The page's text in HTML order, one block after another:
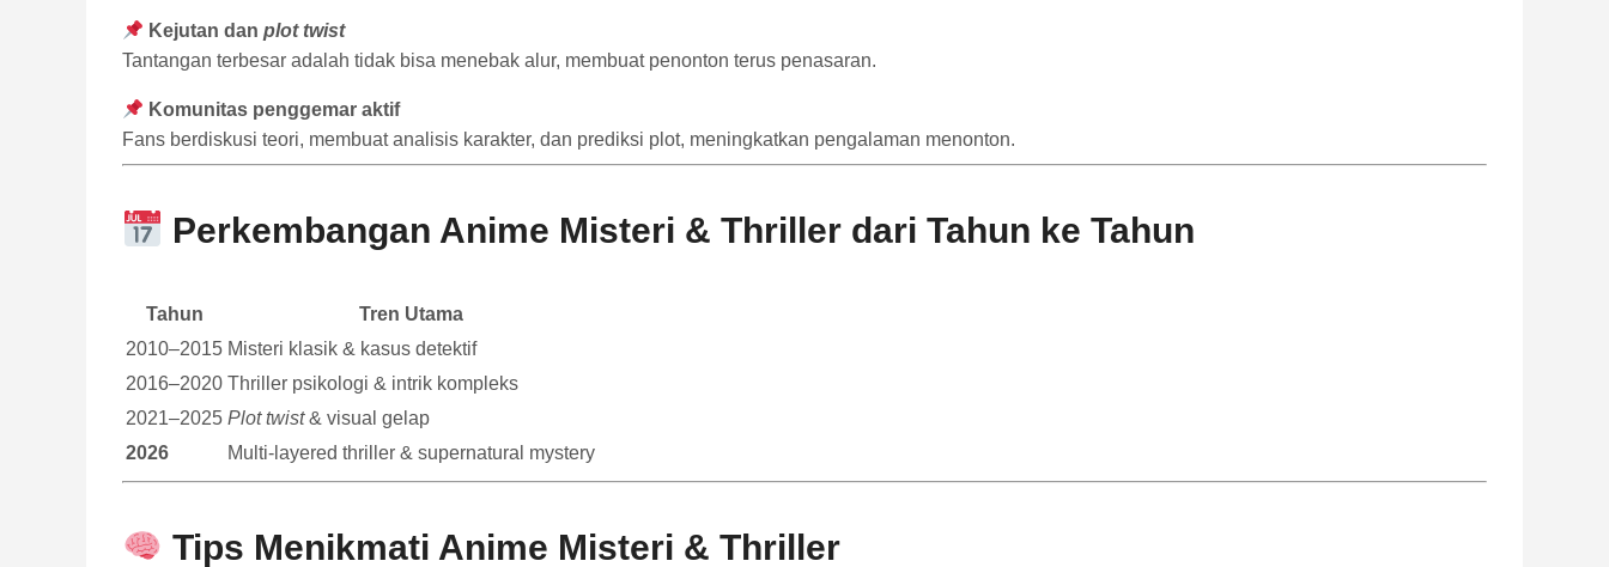
Kejutan danplot twist
Tantangan terbesar adalah tidak bisa menebak alur, membuat penonton terus penasaran.
Komunitas penggemar aktif
Fans berdiskusi teori, membuat analisis karakter, dan prediksi plot, meningkatkan pengalaman menonton.
Perkembangan Anime Misteri & Thriller dari Tahun ke Tahun
Tahun
Tren Utama
2010–2015 Misteri klasik & kasus detektif
2016–2020 Thriller psikologi & intrik kompleks
2021–2025 Plot twist& visual gelap
2026
Multi-layered thriller & supernatural mystery
Tips Menikmati Anime Misteri & Thriller